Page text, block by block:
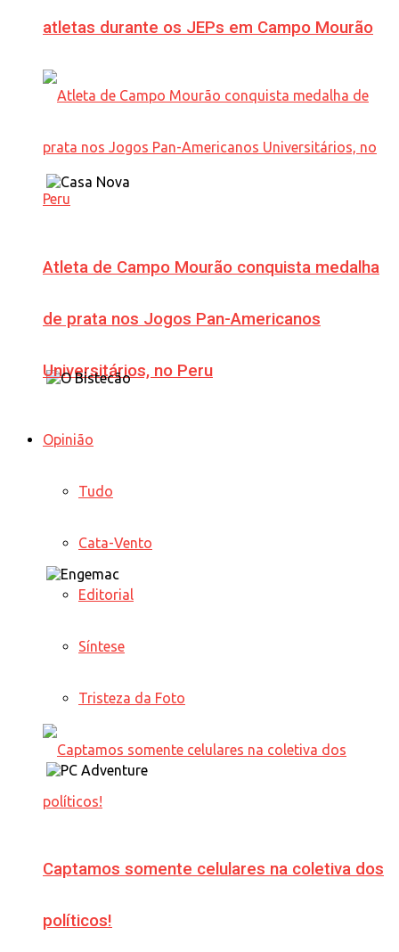
atletas durante os JEPs em Campo Mourão
Atleta de Campo Mourão conquista medalha
de prata nos Jogos Pan-Americanos
Universitários, no Peru
Opinião
Tudo
Cata-Vento
Editorial
Síntese
Tristeza da Foto
Captamos somente celulares na coletiva dos
políticos!